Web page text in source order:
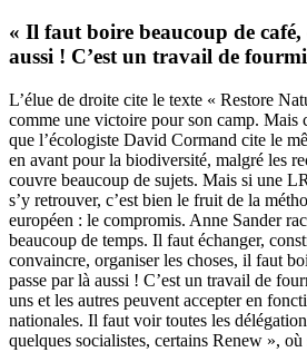
« Il faut boire beaucoup de café,
aussi ! C’est un travail de
L’élue de droite cite le texte « Restore
comme une victoire pour son camp. Mais
que l’écologiste David Cormand cite le
en avant pour la biodiversité, malgré les
couvre beaucoup de sujets. Mais si une
s’y retrouver, c’est bien le fruit de la
européen : le compromis. Anne Sander
beaucoup de temps. Il faut échanger,
convaincre, organiser les choses, il faut
passe par là aussi ! C’est un travail de
uns et les autres peuvent accepter en
nationales. Il faut voir toutes les
quelques socialistes, certains Renew », où